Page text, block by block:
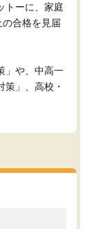
トーに、家庭
合格を見届
」や、中高一
」、高校・